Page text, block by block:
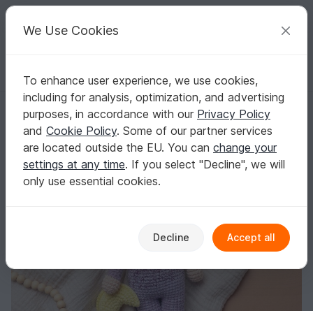
Your creative ideas
English | US $ (USD) Log in Register for free
Homepage Crochet Amigurumi Crochet dolls
Crochet Pattern Sleeping Dolls "Luna & Luis"
Crochet Pattern Sleeping Dolls "Luna & Luis"
We Use Cookies
To enhance user experience, we use cookies,
including for analysis, optimization, and advertising
purposes, in accordance with our Privacy Policy
and Cookie Policy. Some of our partner services
are located outside the EU. You can change your
settings at any time. If you select "Decline", we will
only use essential cookies.
Decline Accept all